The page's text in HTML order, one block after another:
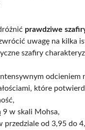
prawdziwe
uwagę na kilka
szafiry
odcieniem
które
9 w skali Mohsa,
przedziale od 3,95 do